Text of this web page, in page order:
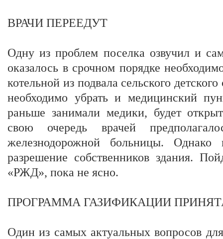
ВРАЧИ ПЕРЕЕДУТ
Одну из проблем поселка озвучил и
оказалось в срочном порядке
котельной из подвала сельского
необходимо убрать и медицинский
раньше занимали медики, будет
свою очередь врачей
железнодорожной больницы. Однако
разрешение собственников здания.
«РЖД», пока не ясно.
ПРОГРАММА ГАЗИФИКАЦИИ
Один из самых актуальных вопросов